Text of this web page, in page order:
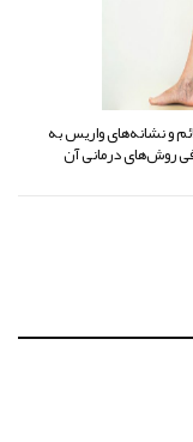
و نشانه‌های واریس به
روش‌های درمانی آن